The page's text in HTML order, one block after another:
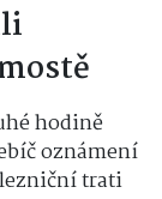
hodině
oznámení
trati